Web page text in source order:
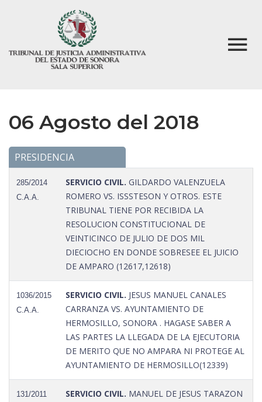
06 Agosto del 2018
PRESIDENCIA
285/2014
C.A.A.
SERVICIO CIVIL. GILDARDO VALENZUELA
ROMERO VS. ISSSTESON Y OTROS. ESTE
TRIBUNAL TIENE POR RECIBIDA LA
RESOLUCION CONSTITUCIONAL DE
VEINTICINCO DE JULIO DE DOS MIL
DIECIOCHO EN DONDE SOBRESEE EL JUICIO
DE AMPARO (12617,12618)
1036/2015
C.A.A.
SERVICIO CIVIL. JESUS MANUEL CANALES
CARRANZA VS. AYUNTAMIENTO DE
HERMOSILLO, SONORA . HAGASE SABER A
LAS PARTES LA LLEGADA DE LA EJECUTORIA
DE MERITO QUE NO AMPARA NI PROTEGE AL
AYUNTAMIENTO DE HERMOSILLO(12339)
131/2011
SERVICIO CIVIL. MANUEL DE JESUS TARAZON